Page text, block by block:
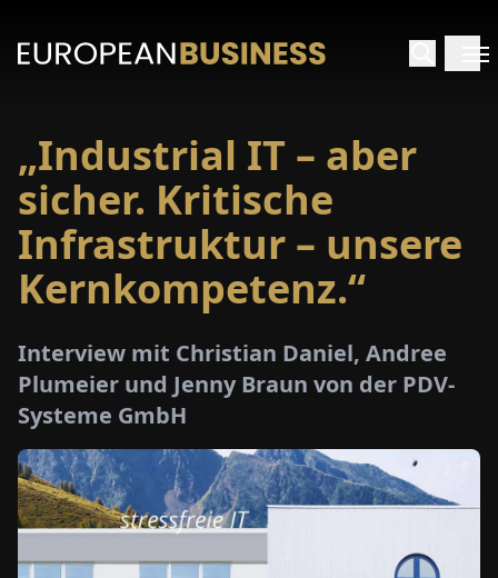
PAPER
NEWS
„Industrial IT – aber
sicher. Kritische
Infrastruktur – unsere
Kernkompetenz.“
Interview mit Christian Daniel, Andree
Plumeier und Jenny Braun von der PDV-
Systeme GmbH